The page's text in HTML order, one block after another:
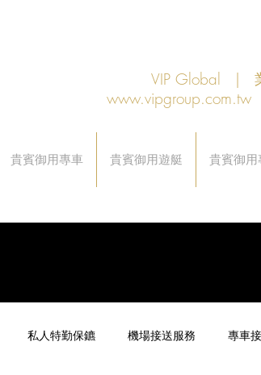
VIP Global |
www.vipgroup.com.tw
貴賓御用專車 貴賓御用遊艇 貴賓御用
私人特勤保鑣 機場接送服務 專車